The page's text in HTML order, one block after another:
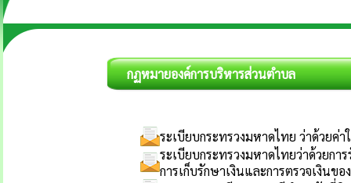
กฏหมายองค์การบริหารส่วนตำบล
ระเบียบกระทรวงมหาดไทย ว่าด้วย
ระเบียบกระทรวงมหาดไทยว่าด้วยการ
การเก็บรักษาเงินและการตรวจเงิน